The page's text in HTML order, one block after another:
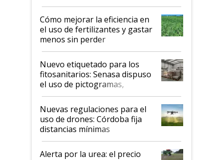
propiedad intelectual
Cómo mejorar la eficiencia en
el uso de fertilizantes y gastar
menos sin perder
productividad en la campaña
fina
Nuevo etiquetado para los
fitosanitarios: Senasa dispuso
el uso de pictogramas,
palabras de advertencia e
indicaciones
Nuevas regulaciones para el
uso de drones: Córdoba fija
distancias mínimas
Alerta por la urea: el precio